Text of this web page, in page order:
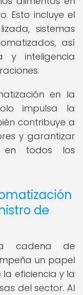
Esto incluye el
sistemas
así
inteligencia
en la
impulsa la
contribuye a
y garantizar
en todos los
de
cadena de
un papel
eficiencia y la
del sector. Al